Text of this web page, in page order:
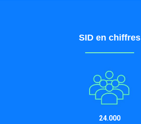
SID en chiffres
24.000